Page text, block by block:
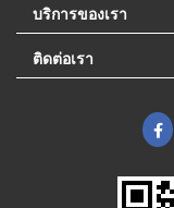
บริการของเรา
ติดต่อเรา